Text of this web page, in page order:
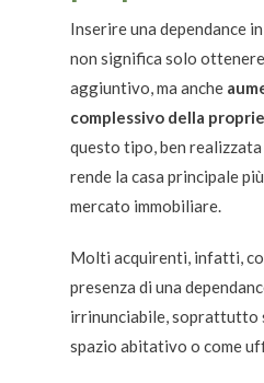
Inserire una dependance
non significa solo
aggiuntivo, ma anche
complessivo della
questo tipo, ben
rende la casa principale
mercato immobiliare.
Molti acquirenti, infatti,
presenza di una
irrinunciabile, soprattutto
spazio abitativo o come